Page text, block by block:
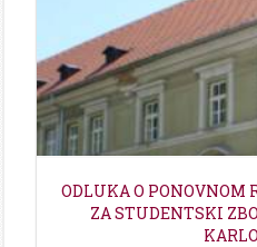
ODLUKA O PONOVNOM
ZA STUDENTSKI